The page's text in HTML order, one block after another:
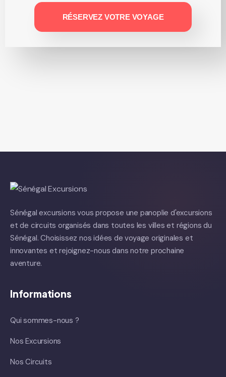
RÉSERVEZ VOTRE VOYAGE
Sénégal excursions vous propose une panoplie d'excursions
et de circuits organisés dans toutes les villes et régions du
Sénégal. Choisissez nos idées de voyage originales et
innovantes et rejoignez-nous dans notre prochaine
aventure.
Informations
Qui sommes-nous ?
Nos Excursions
Nos Circuits